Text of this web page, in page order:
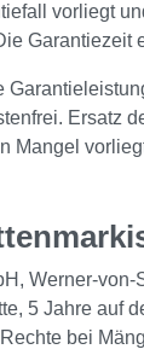
vorliegt
Garantiezeit
Ersatz
Mangel
Werner-
5 Jahre auf
bei